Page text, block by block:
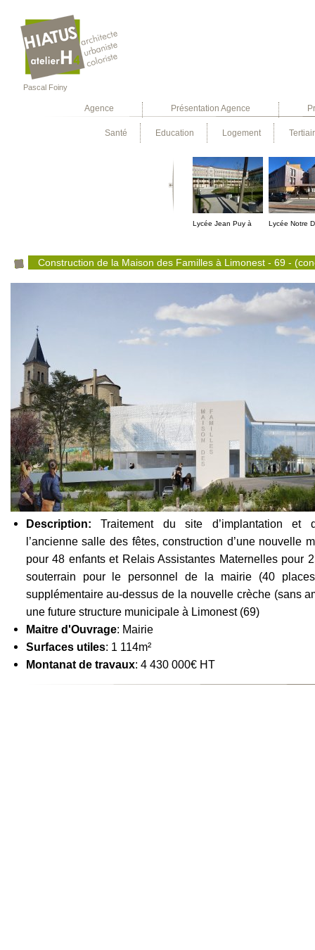
Pascal Foiny
Agence Présentation Agence
Santé Education Logement
Lycée Jean Puy à
Lycée Notre
Construction de la Maison des Familles à Limonest - 69 -
Description: Traitement du site d’implantation et
l’ancienne salle des fêtes, construction d’une nouvelle
pour 48 enfants et Relais Assistantes Maternelles pour
souterrain pour le personnel de la mairie (40
supplémentaire au-dessus de la nouvelle crèche (sans
une future structure municipale à Limonest (69)
Maitre d'Ouvrage: Mairie
Surfaces utiles: 1 114m²
Montanat de travaux: 4 430 000€ HT